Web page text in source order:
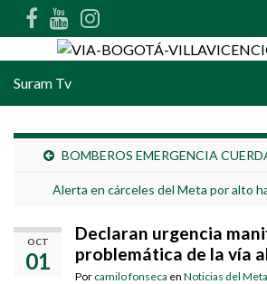
Search for:
Suram Tv
BOMBEROS EMERGENCIA
Alerta en cárceles del Meta por alto
OCT
01
Declaran urgencia
problemática de la vía
Por camilo fonseca en Noticias del Meta